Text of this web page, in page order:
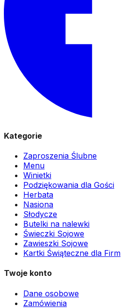
Kategorie
Zaproszenia Ślubne
Menu
Winietki
Podziękowania dla Gości
Herbata
Nasiona
Słodycze
Butelki na nalewki
Świeczki Sojowe
Zawieszki Sojowe
Kartki Świąteczne dla Firm
Twoje konto
Dane osobowe
Zamówienia